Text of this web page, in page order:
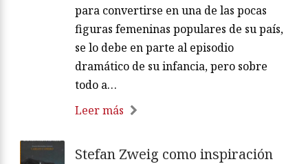
para convertirse en una de las pocas
figuras femeninas populares de su país,
se lo debe en parte al episodio
dramático de su infancia, pero sobre
todo a…
Leer más
Stefan Zweig como inspiración